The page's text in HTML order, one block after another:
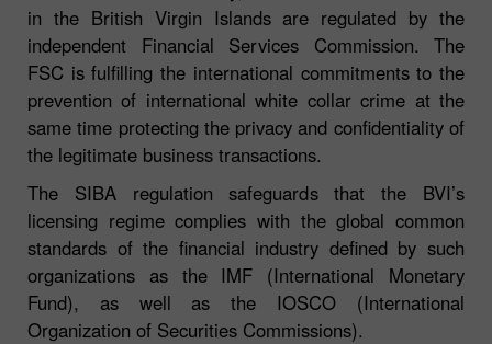
in the British Virgin Islands are regulated by the
independent Financial Services Commission. The
FSC is fulfilling the international commitments to the
prevention of international white collar crime at the
same time protecting the privacy and confidentiality of
the legitimate business transactions.
The SIBA regulation safeguards that the BVI’s
licensing regime complies with the global common
standards of the financial industry defined by such
organizations as the IMF (International Monetary
Fund), as well as the IOSCO (International
Organization of Securities Commissions).